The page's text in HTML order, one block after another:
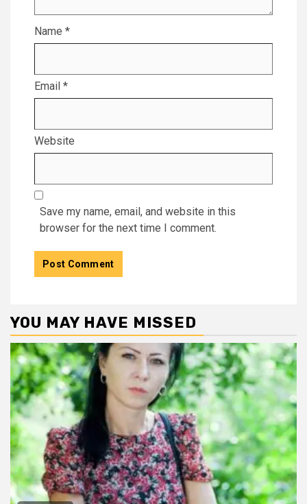
Name *
Email *
Website
Save my name, email, and website in this
browser for the next time I comment.
YOU MAY HAVE MISSED